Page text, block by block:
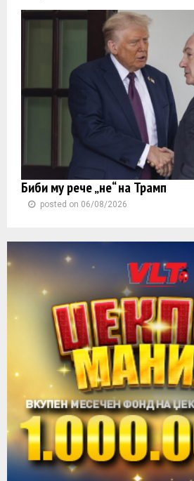
Биби му рече „не“ на Трамп
posted on 06/08/2026